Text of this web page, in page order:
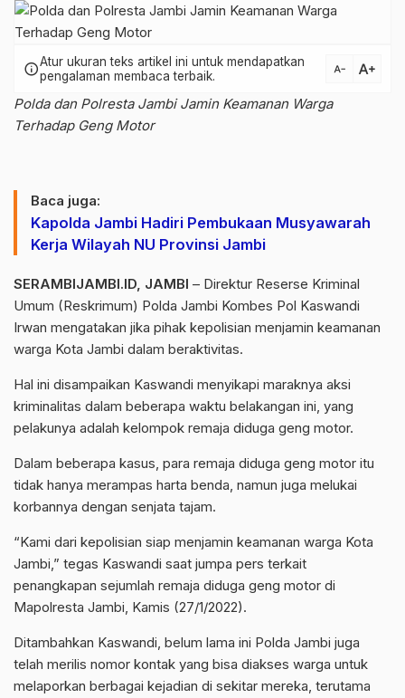
infoAtur ukuran teks artikel ini untuk mendapatkan
pengalaman membaca terbaik.
text_decrease text_increase
Polda dan Polresta Jambi Jamin Keamanan Warga
Terhadap Geng Motor
Baca juga:
Kapolda Jambi Hadiri Pembukaan Musyawarah
Kerja Wilayah NU Provinsi Jambi
SERAMBIJAMBI.ID, JAMBI – Direktur Reserse Kriminal
Umum (Reskrimum) Polda Jambi Kombes Pol Kaswandi
Irwan mengatakan jika pihak kepolisian menjamin keamanan
warga Kota Jambi dalam beraktivitas.
Hal ini disampaikan Kaswandi menyikapi maraknya aksi
kriminalitas dalam beberapa waktu belakangan ini, yang
pelakunya adalah kelompok remaja diduga geng motor.
Dalam beberapa kasus, para remaja diduga geng motor itu
tidak hanya merampas harta benda, namun juga melukai
korbannya dengan senjata tajam.
“Kami dari kepolisian siap menjamin keamanan warga Kota
Jambi,” tegas Kaswandi saat jumpa pers terkait
penangkapan sejumlah remaja diduga geng motor di
Mapolresta Jambi, Kamis (27/1/2022).
Ditambahkan Kaswandi, belum lama ini Polda Jambi juga
telah merilis nomor kontak yang bisa diakses warga untuk
melaporkan berbagai kejadian di sekitar mereka, terutama